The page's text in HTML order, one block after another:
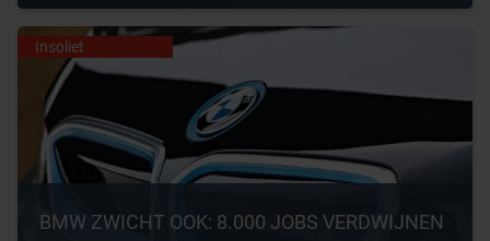
Insoliet
BMW ZWICHT OOK: 8.000 JOBS VERDWIJNEN